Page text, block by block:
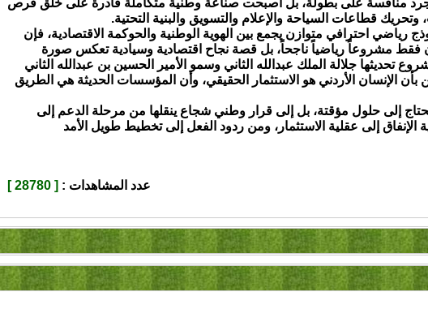
مجرد منافسة على بطولة، بل أصبحت صناعة وطنية متكاملة قادرة على خلق فرص
وتحريك قطاعات السياحة والإعلام والتسويق والبنية التحتية.
رياضي احترافي متوازن يجمع بين الهوية الوطنية والحوكمة الاقتصادية، فإن
فقط مشروعاً رياضياً ناجحاً، بل قصة نجاح اقتصادية وسيادية تعكس صورة
تحديثها جلالة الملك عبدالله الثاني وسمو الأمير الحسين بن عبدالله الثاني
الإنسان الأردني هو الاستثمار الحقيقي، وأن المؤسسات الحديثة هي الطريق
تحتاج إلى حلول مؤقتة، بل إلى قرار وطني شجاع ينقلها من مرحلة الدعم إلى
إلى عقلية الاستثمار، ومن ردود الفعل إلى تخطيط طويل الأمد
عدد المشاهدات : [ 28780 ]